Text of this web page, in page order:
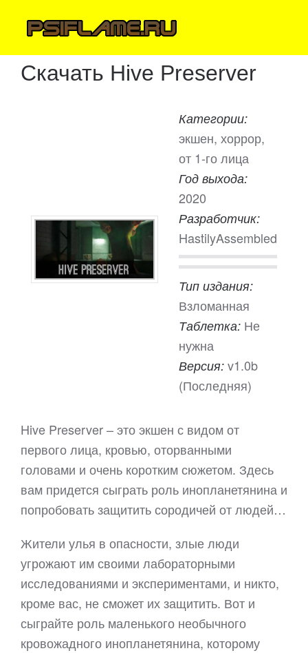
Скачать Hive Preserver
Категории:
экшен, хоррор,
от 1-го лица
Год выхода:
2020
Разработчик:
HastilyAssembled
Тип издания:
Взломанная
Таблетка: Не
нужна
Версия: v1.0b
(Последняя)
Hive Preserver – это экшен с видом от
первого лица, кровью, оторванными
головами и очень коротким сюжетом. Здесь
вам придется сыграть роль инопланетянина и
попробовать защитить сородичей от людей…
Жители улья в опасности, злые люди
угрожают им своими лабораторными
исследованиями и экспериментами, и никто,
кроме вас, не сможет их защитить. Вот и
сыграйте роль маленького необычного
кровожадного инопланетянина, которому